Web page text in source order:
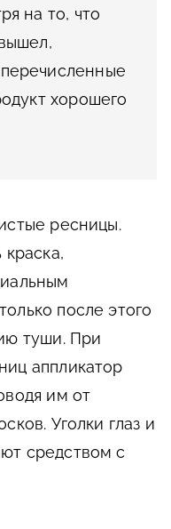
на то, что
хорошего
ресницы.
после этого
туши. При
аппликатор
им от
Уголки глаз и
средством с